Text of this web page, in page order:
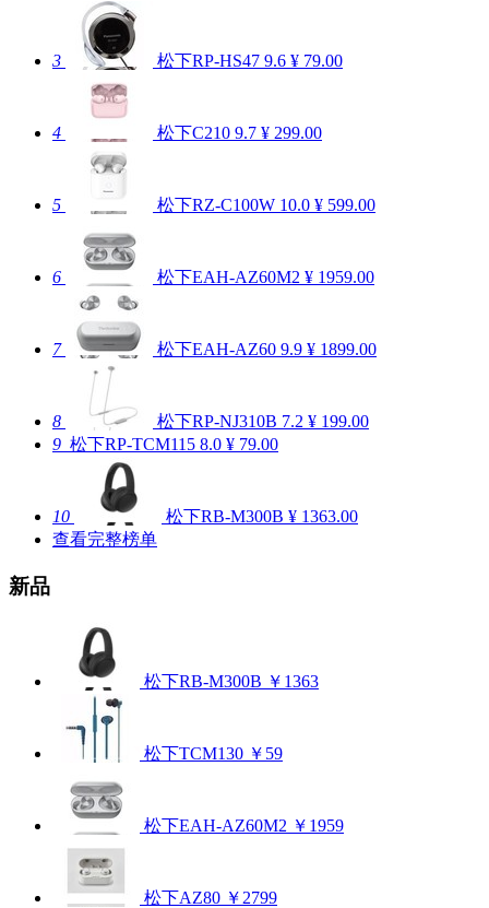
3 松下RP-HS47 9.6 ¥ 79.00
4 松下C210 9.7 ¥ 299.00
5 松下RZ-C100W 10.0 ¥ 599.00
6 松下EAH-AZ60M2 ¥ 1959.00
7 松下EAH-AZ60 9.9 ¥ 1899.00
8 松下RP-NJ310B 7.2 ¥ 199.00
9 松下RP-TCM115 8.0 ¥ 79.00
10 松下RB-M300B ¥ 1363.00
查看完整榜单
新品
松下RB-M300B ￥1363
松下TCM130 ￥59
松下EAH-AZ60M2 ￥1959
松下AZ80 ￥2799